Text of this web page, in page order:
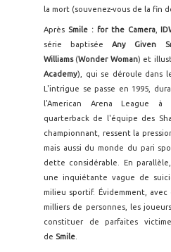
la mort (souvenez-vous de la fin
Après Smile : for the Camera,
série baptiséeAny Given
Williams (Wonder Woman) et
Academy), qui se déroule dans
L'intrigue se passe en 1995,
l'American Arena League
quarterback de l'équipe des
championnant, ressent la
mais aussi du monde du pari
dette considérable. En
une inquiétante vague de
milieu sportif. Évidemment,
milliers de personnes, les
constituer de parfaites
de Smile